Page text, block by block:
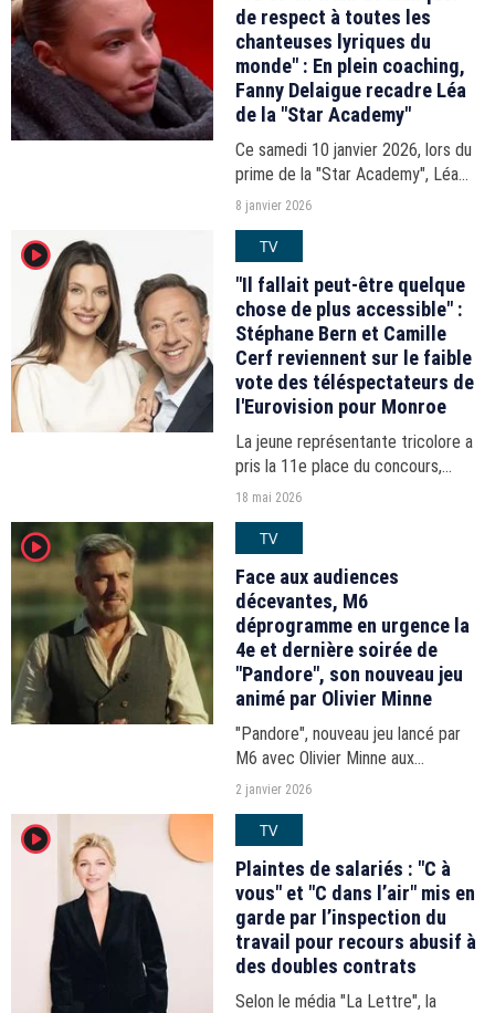
de respect à toutes les
chanteuses lyriques du
monde" : En plein coaching,
Fanny Delaigue recadre Léa
de la "Star Academy"
Ce samedi 10 janvier 2026, lors du
prime de la "Star Academy", Léa
passera l'épreuve de chant lors du
ne semble pas emballée par le défi
lancé par...
8 janvier 2026
player2 TV
"Il fallait peut-être quelque
chose de plus accessible" :
Stéphane Bern et Camille
Cerf reviennent sur le faible
vote des téléspectateurs de
l'Eurovision pour Monroe
La jeune représentante tricolore a
pris la 11e place du concours,
pénalisée par le manque
après sa prestation en Autriche.
18 mai 2026
player2 TV
Face aux audiences
décevantes, M6
déprogramme en urgence la
4e et dernière soirée de
"Pandore", son nouveau jeu
animé par Olivier Minne
"Pandore", nouveau jeu lancé par
M6 avec Olivier Minne aux
commandes, n'a pas trouvé son
d'accélérer la diffusion de son
programme d'aventure, écoulant...
2 janvier 2026
player2 TV
Plaintes de salariés : "C à
vous" et "C dans l’air" mis en
garde par l’inspection du
travail pour recours abusif à
des doubles contrats
Selon le média "La Lettre", la